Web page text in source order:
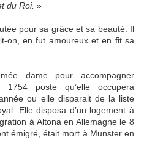
du Roi. »
pour sa grâce et sa beauté. Il
on, en fut amoureux et en fit sa
dame pour accompagner
poste qu’elle occupera
ou elle disparait de la liste
Elle disposa d’un logement à
à Altona en Allemagne le 8
émigré, était mort à Munster en